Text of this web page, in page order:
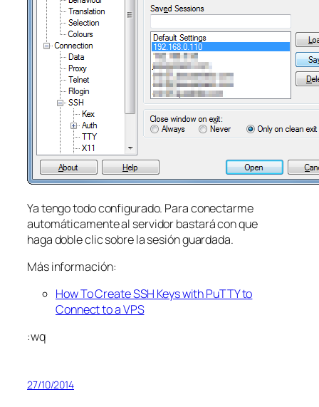
Ya tengo todo configurado. Para conectarme
automáticamente al servidor bastará con que
haga doble clic sobre la sesión guardada.
Más información:
How To Create SSH Keys with PuTTY to
Connect to a VPS
:wq
27/10/2014